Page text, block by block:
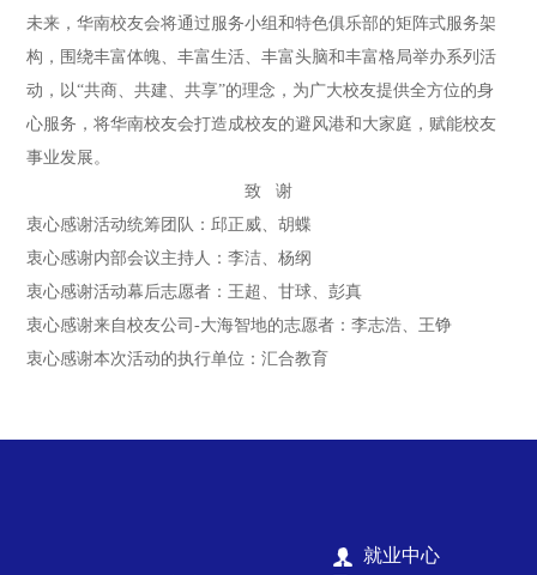
未来，华南校友会将通过服务小组和特色俱乐部的矩阵式服务架
构，围绕丰富体魄、丰富生活、丰富头脑和丰富格局举办系列活
动，以“共商、共建、共享”的理念，为广大校友提供全方位的身
心服务，将华南校友会打造成校友的避风港和大家庭，赋能校友
事业发展。
致 谢
衷心感谢活动统筹团队：邱正威、胡蝶
衷心感谢内部会议主持人：李洁、杨纲
衷心感谢活动幕后志愿者：王超、甘球、彭真
衷心感谢来自校友公司-大海智地的志愿者：李志浩、王铮
衷心感谢本次活动的执行单位：汇合教育
就业中心